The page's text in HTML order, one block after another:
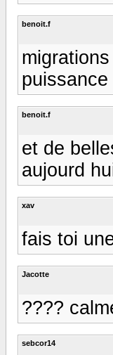
benoit.f
benoit.f
et de
aujourd
xav
fais toi
Jacotte
????
sebcor14